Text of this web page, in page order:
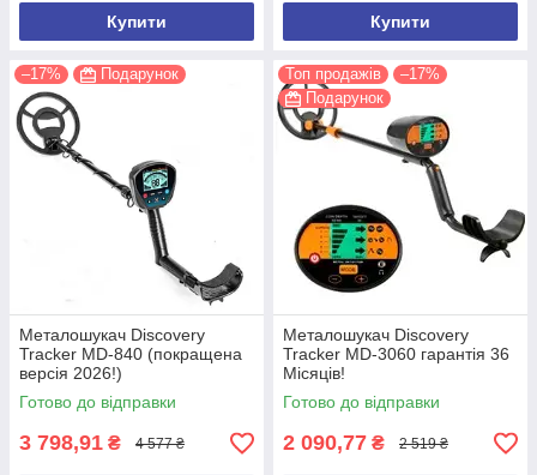
Купити Купити
–17% Подарунок
Металошукач Discovery
Tracker MD-840 (покращена
версія 2026!)
Готово до відправки
3 798,91 ₴ 4 577 ₴
Топ продажів
–17%
Подарунок
Металошукач Discovery
Tracker MD-3060 гарантія 36
Місяців!
Готово до відправки
2 090,77 ₴ 2 519 ₴